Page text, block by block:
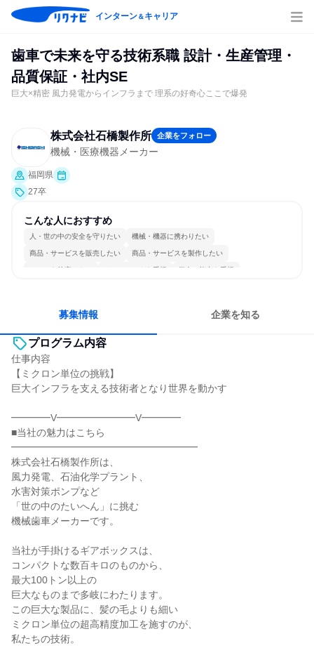
インターン＆キャリア
歯車で未来を守る技術系職 設計・生産管理・
品質保証・社内SE
巨大×精密 風力発電からインフラまで 理系の好奇心ここで爆発
株式会社石橋製作所 企業をフォロー
機械・医療機器メーカー
福岡県
27卒
こんな人におすすめ
人・世の中の安全を守りたい 機械・機器に携わりたい
商品・サービスを販売したい 商品・サービスを製作したい
チームを統率したい チームワークを重視 個人の能力を重視
募集情報 企業を知る
プログラム内容
仕事内容
【ミクロン単位の挑戦】
巨大インフラを支える技術者となり世界を動かす
━━━━V━━━━━━━━V━━━━
■当社の魅力はこちら
━━━━━━━━━━━━━━━━━━━
株式会社石橋製作所は、
風力発電、石油化学プラント、
水害対策ポンプなど
「世の中のたいへん」に挑む
機械歯車メーカーです。
当社が手掛けるギアボックスは、
コンパクトな数百キロのものから、
最大100トン以上の
巨大なものまで多岐にわたります。
この巨大な製品に、髪の毛よりも細い
ミクロン単位の超高精度加工を施すのが、
私たちの技術。